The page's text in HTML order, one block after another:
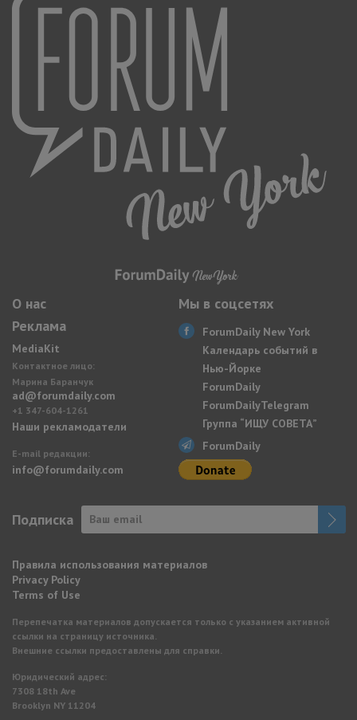
О нас
Реклама
MediaKit
Контактное лицо:
Марина Баранчук
ad@forumdaily.com
+1 347-604-1261
Наши рекламодатели
E-mail редакции:
info@forumdaily.com
Мы в соцсетях
ForumDaily New York
Календарь событий в
Нью-Йорке
ForumDaily
ForumDailyTelegram
Группа “ИЩУ СОВЕТА”
ForumDaily
Подписка
Правила использования материалов
Privacy Policy
Terms of Use
Перепечатка материалов допускается только с указанием активной
ссылки на страницу источника.
Внешние ссылки предоставлены для справки.
Юридический адрес:
7308 18th Ave
Brooklyn NY 11204